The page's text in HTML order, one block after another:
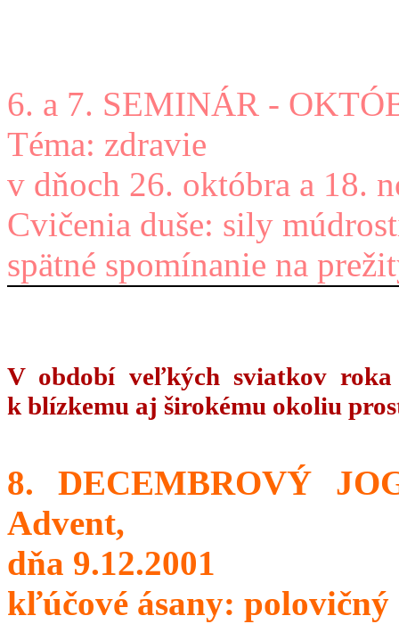
6. a 7. SEMINÁR -
Téma: zdravie
v dňoch 26. októbra a 18.
Cvičenia duše: sily
spätné spomínanie na
V období veľkých sviatkov
k blízkemu aj širokému okoliu
8. DECEMBROVÝ
Advent,
dňa 9.12.2001
kľúčové ásany: